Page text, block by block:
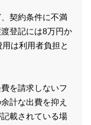
契約条件に不満
登記には8万円か
は利用者負担と
を請求しないフ
計な出費を抑え
載されている場